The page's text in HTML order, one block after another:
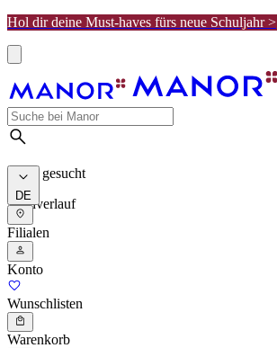
Hol dir deine Must-haves fürs neue Schuljahr >
Meist gesucht
Suchverlauf
DE
Filialen
Konto
Wunschlisten
Warenkorb